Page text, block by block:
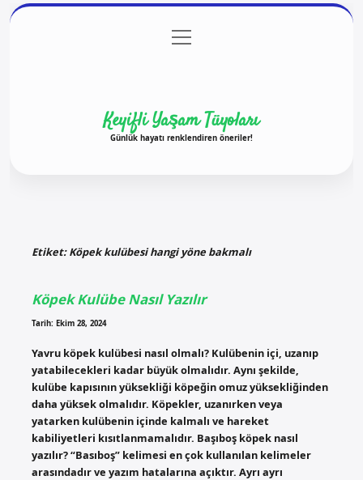
Gizlilik Politikası
menüyü
aç
Keyifli Yaşam Tüyoları
Günlük hayatı renklendiren öneriler!
Etiket:Köpek kulübesi hangi yöne bakmalı
Köpek Kulübe Nasıl Yazılır
Tarih: Ekim 28, 2024
Yavru köpek kulübesi nasıl olmalı? Kulübenin içi, uzanıp
yatabilecekleri kadar büyük olmalıdır. Aynı şekilde,
kulübe kapısının yüksekliği köpeğin omuz yüksekliğinden
daha yüksek olmalıdır. Köpekler, uzanırken veya
yatarken kulübenin içinde kalmalı ve hareket
kabiliyetleri kısıtlanmamalıdır. Başıboş köpek nasıl
yazılır? “Basıboş” kelimesi en çok kullanılan kelimeler
arasındadır ve yazım hatalarına açıktır. Ayrı ayrı